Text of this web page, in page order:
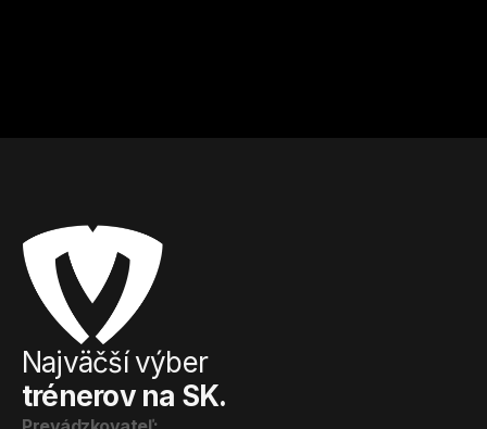
Najväčší výber
trénerov na SK.